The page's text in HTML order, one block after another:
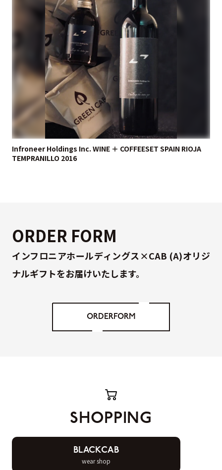
Infroneer Holdings Inc. WINE ＋ COFFEESET SPAIN RIOJA
TEMPRANILLO 2016
ORDER FORM
インフロニアホールディングス×CAB (A)オリジ
ナルギフトをお届けいたします。
ORDERFORM
SHOPPING
BLACKCAB
wear shop